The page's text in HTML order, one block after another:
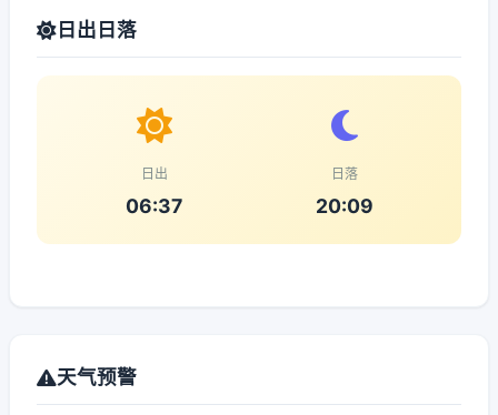
日出日落
日出
06:37
日落
20:09
天气预警